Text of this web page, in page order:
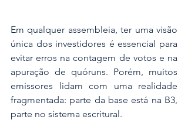
Em qualquer assembleia, ter uma visão
única dos investidores é essencial para
evitar erros na contagem de votos e na
apuração de quóruns. Porém, muitos
emissores lidam com uma realidade
fragmentada: parte da base está na B3,
parte no sistema escritural.